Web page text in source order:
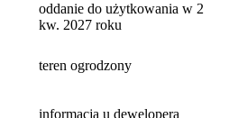
oddanie do użytkowania w 2
kw. 2027 roku
teren ogrodzony
informacja u dewelopera